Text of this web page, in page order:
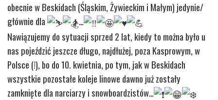
obecnie w Beskidach (Śląskim, Żywieckim i Małym) jedynie/
głównie dla
…
Nawiązujemy do sytuacji sprzed 2 lat, kiedy to można było u
nas pojeździć jeszcze długo, najdłużej, poza Kasprowym, w
Polsce (!), bo do 10. kwietnia, po tym, jak w Beskidach
wszystkie pozostałe koleje linowe dawno już zostały
zamknięte dla narciarzy i snowboardzistów…